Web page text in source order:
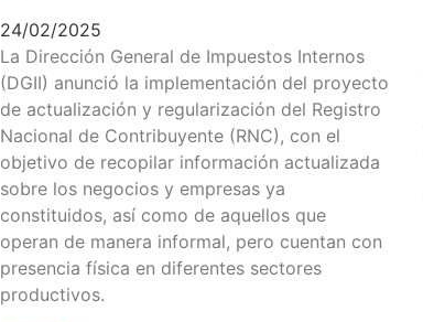
24/02/2025
La Dirección General de Impuestos Internos
(DGII) anunció la implementación del proyecto
de actualización y regularización del Registro
Nacional de Contribuyente (RNC), con el
objetivo de recopilar información actualizada
sobre los negocios y empresas ya
constituidos, así como de aquellos que
operan de manera informal, pero cuentan con
presencia física en diferentes sectores
productivos.